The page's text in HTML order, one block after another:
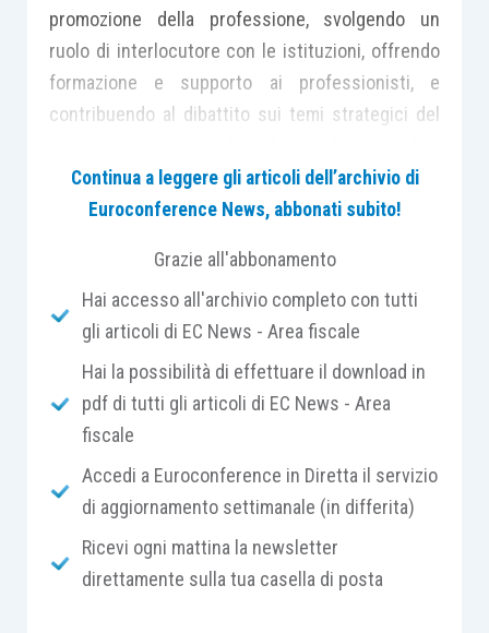
promozione della professione, svolgendo un
ruolo di interlocutore con le istituzioni, offrendo
formazione e supporto ai professionisti, e
contribuendo al dibattito sui temi strategici del
l’associazione si è distinta per l’attenzione verso
l’evoluzione normativa, la transizione digitale e le
mantenendo sempre al centro il valore umano e
sociale del lavoro del commercialista.
Presidente Cuchel, l’evento Scenario delle
Professioni si propone di tracciare l’evoluzione
futura della professione. Quali sono, secondo lei,
troveranno ad affrontare nei prossimi anni, per
rimanere sempre più partner strategici delle
Continua a leggere gli articoli dell’archivio di
Euroconference News, abbonati subito!
Grazie all'abbonamento
Hai accesso all'archivio completo con tutti
gli articoli di EC News - Area fiscale
Hai la possibilità di effettuare il download in
pdf di tutti gli articoli di EC News - Area
fiscale
Accedi a Euroconference in Diretta il servizio
di aggiornamento settimanale (in differita)
Ricevi ogni mattina la newsletter
direttamente sulla tua casella di posta